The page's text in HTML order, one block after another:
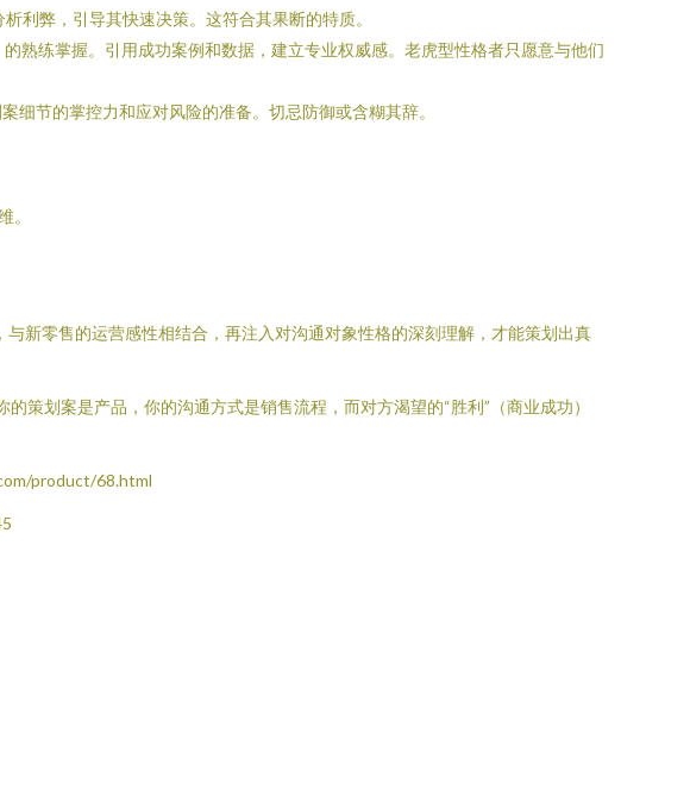
利弊，引导其快速决策。这符合其果断的特质。
熟练掌握。引用成功案例和数据，建立专业权威感。老虎型性格者只愿意与他们
细节的掌控力和应对风险的准备。切忌防御或含糊其辞。
。
新零售的运营感性相结合，再注入对沟通对象性格的深刻理解，才能策划出真
的策划案是产品，你的沟通方式是销售流程，而对方渴望的“胜利”（商业成功）
product/68.html